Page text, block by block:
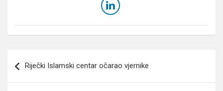
članaka
Riječki Islamski centar očarao vjernike